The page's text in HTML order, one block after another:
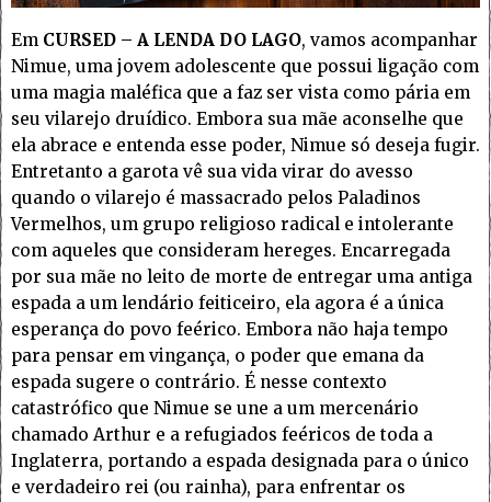
Em CURSED – A LENDA DO LAGO, vamos acompanhar
Nimue, uma jovem adolescente que possui ligação com
uma magia maléfica que a faz ser vista como pária em
seu vilarejo druídico. Embora sua mãe aconselhe que
ela abrace e entenda esse poder, Nimue só deseja fugir.
Entretanto a garota vê sua vida virar do avesso
quando o vilarejo é massacrado pelos Paladinos
Vermelhos, um grupo religioso radical e intolerante
com aqueles que consideram hereges. Encarregada
por sua mãe no leito de morte de entregar uma antiga
espada a um lendário feiticeiro, ela agora é a única
esperança do povo feérico. Embora não haja tempo
para pensar em vingança, o poder que emana da
espada sugere o contrário. É nesse contexto
catastrófico que Nimue se une a um mercenário
chamado Arthur e a refugiados feéricos de toda a
Inglaterra, portando a espada designada para o único
e verdadeiro rei (ou rainha), para enfrentar os